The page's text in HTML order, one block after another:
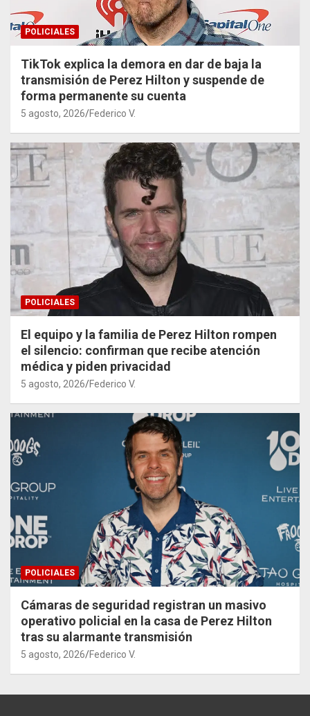
POLICIALES
TikTok explica la demora en dar de baja la
transmisión de Perez Hilton y suspende de
forma permanente su cuenta
5 agosto, 2026 Federico V.
POLICIALES
El equipo y la familia de Perez Hilton rompen
el silencio: confirman que recibe atención
médica y piden privacidad
5 agosto, 2026 Federico V.
POLICIALES
Cámaras de seguridad registran un masivo
operativo policial en la casa de Perez Hilton
tras su alarmante transmisión
5 agosto, 2026 Federico V.